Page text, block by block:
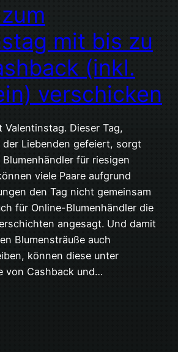
mit bis zu
(inkl.
verschicken
Valentinstag. Dieser Tag,
der Liebenden gefeiert, sorgt
für riesigen
viele Paare aufgrund
den Tag nicht gemeinsam
für Online-Blumenhändler die
angesagt. Und damit
Blumensträuße auch
können diese unter
von Cashback und…